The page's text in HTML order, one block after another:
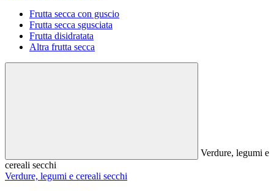
Frutta secca con guscio
Frutta secca sgusciata
Frutta disidratata
Altra frutta secca
Verdure, legumi e
cereali secchi
Verdure, legumi e cereali secchi